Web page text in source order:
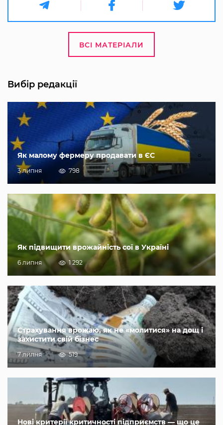
ВСІ МАТЕРІАЛИ
Вибір редакції
Як малому фермеру продавати в ЄС
3 липня 798
Як підвищити врожайність сої в Україні
6 липня 1 292
Страхування врожаю, як не «молитися» на дощ і
захистити свій бізнес
7 липня 519
Нові критерії критичності підприємств — що це